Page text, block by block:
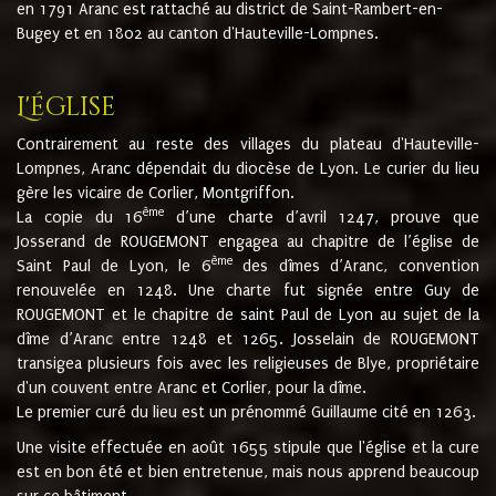
en 1791 Aranc est rattaché au district de Saint-Rambert-en-
Bugey et en 1802 au canton d'Hauteville-Lompnes.
L'église
Contrairement au reste des villages du plateau d'Hauteville-
Lompnes, Aranc dépendait du diocèse de Lyon. Le curier du lieu
gère les vicaire de Corlier, Montgriffon.
La copie du 16ème
d’une charte d’avril 1247, prouve que
Josserand de ROUGEMONT engagea au chapitre de l’église de
Saint Paul de Lyon, le 6èmedes dîmes d’Aranc, convention
renouvelée en 1248. Une charte fut signée entre Guy de
ROUGEMONT et le chapitre de saint Paul de Lyon au sujet de la
dîme d’Aranc entre 1248 et 1265. Josselain de ROUGEMONT
transigea plusieurs fois avec les religieuses de Blye, propriétaire
d'un couvent entre Aranc et Corlier, pour la dîme.
Le premier curé du lieu est un prénommé Guillaume cité en 1263.
Une visite effectuée en août 1655 stipule que l'église et la cure
est en bon été et bien entretenue, mais nous apprend beaucoup